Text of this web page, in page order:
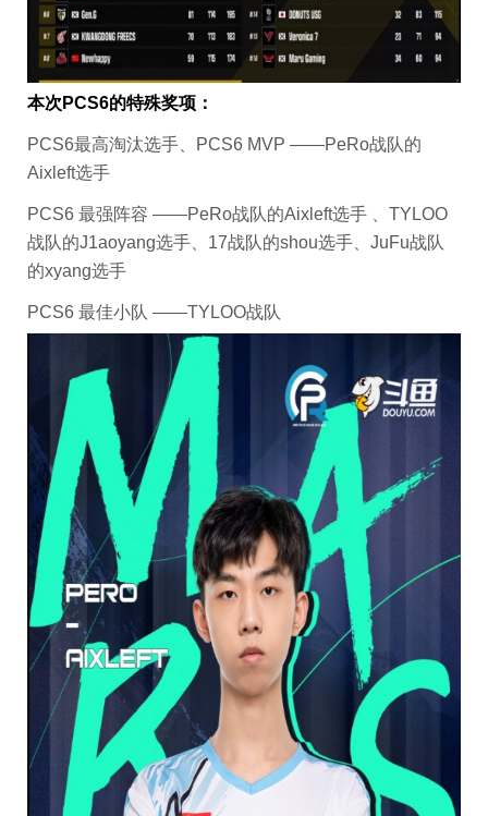
本次PCS6的特殊奖项：
PCS6最高淘汰选手、PCS6 MVP ——PeRo战队的
Aixleft选手
PCS6 最强阵容 ——PeRo战队的Aixleft选手 、TYLOO
战队的J1aoyang选手、17战队的shou选手、JuFu战队
的xyang选手
PCS6 最佳小队 ——TYLOO战队